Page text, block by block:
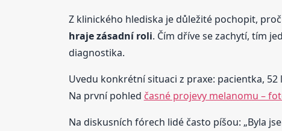
Z klinického hlediska je důležité pochopit,
hraje zásadní roli. Čím dříve se zachytí, tím
diagnostika.
Uvedu konkrétní situaci z praxe: pacientka,
Na první pohled časné projevy melanomu –
Na diskusních fórech lidé často píšou: „Byla